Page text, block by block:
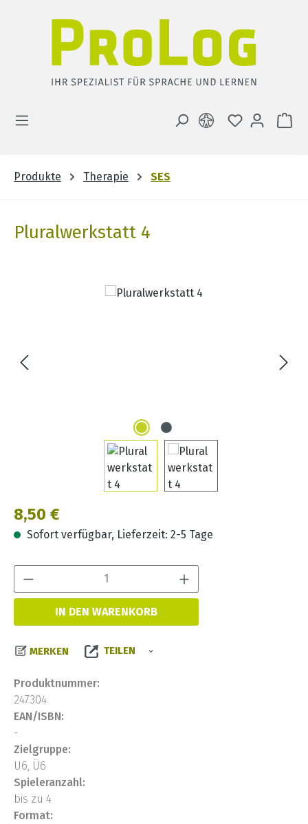
DU HAST 0
Produkte Therapie SES
Pluralwerkstatt 4
Bildergalerie überspringen
Regulärer Preis:
8,50 €
Sofort verfügbar, Lieferzeit: 2-5 Tage
IN DEN WARENKORB
MERKEN TEILEN
Produktnummer:
247304
EAN/ISBN:
-
Zielgruppe:
U6, Ü6
Spieleranzahl:
bis zu 4
Format: